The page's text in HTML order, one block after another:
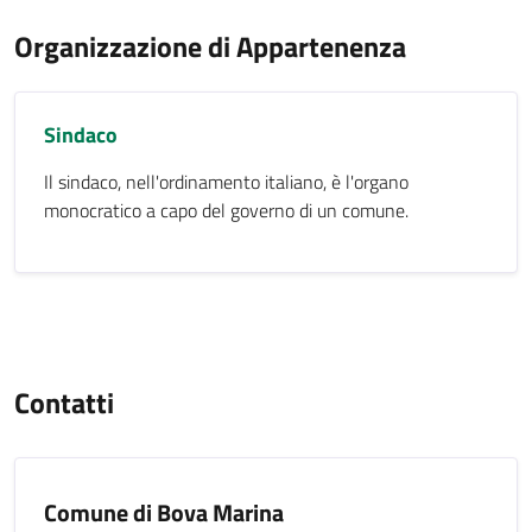
Organizzazione di Appartenenza
Sindaco
Il sindaco, nell'ordinamento italiano, è l'organo
monocratico a capo del governo di un comune.
Contatti
Comune di Bova Marina